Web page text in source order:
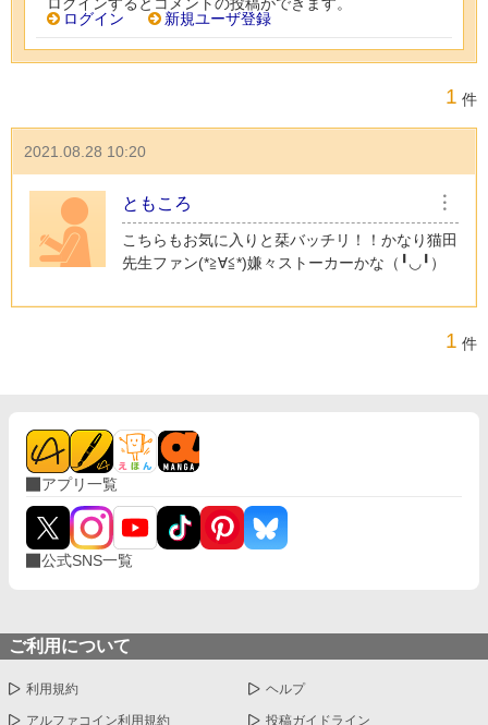
ログイン
新規ユーザ登録
1 件
2021.08.28 10:20
ともころ ︙
こちらもお気に入りと栞バッチリ！！かなり猫田
先生ファン(*≧∀≦*)嫌々ストーカーかな（╹◡╹）
1 件
アプリ一覧
公式SNS一覧
ご利用について
利用規約 ヘルプ
アルファコイン利用規約 投稿ガイドライン